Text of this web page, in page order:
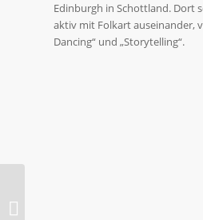
Edinburgh in Schottland. Dort
aktiv mit Folkart auseinander,
Dancing“ und „Storytelling“.